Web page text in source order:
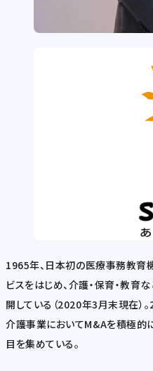
1965年、日本初の医療事務教育
ビスをはじめ、介護・保育・教
開している（2020年3月末現在）
介護事業においてM&Aを積極的
目を集めている。